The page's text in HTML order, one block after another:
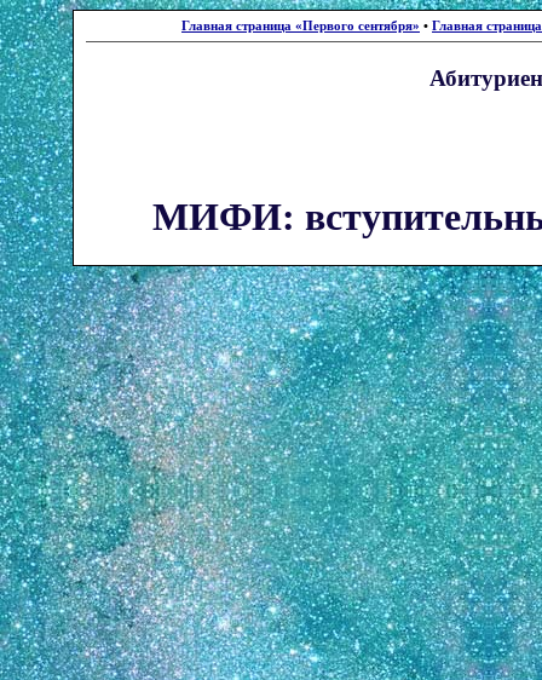
Главная страница «Первого сентября» • Главная
МИФИ: